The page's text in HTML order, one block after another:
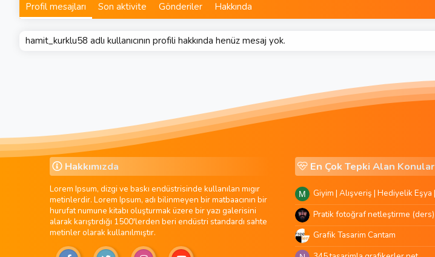
Profil mesajları Son aktivite Gönderiler Hakkında
hamit_kurklu58 adlı kullanıcının profili hakkında henüz mesaj yok.
Hakkımızda
Lorem Ipsum, dizgi ve baskı endüstrisinde kullanılan mıgır
metinlerdir. Lorem Ipsum, adı bilinmeyen bir matbaacının bir
hurufat numune kitabı oluşturmak üzere bir yazı galerisini
alarak karıştırdığı 1500'lerden beri endüstri standardı sahte
metinler olarak kullanılmıştır.
En Çok Tepki Alan Konular
M
Pratik fotoğraf netleştirme (ders)
Grafik Tasarim Cantam